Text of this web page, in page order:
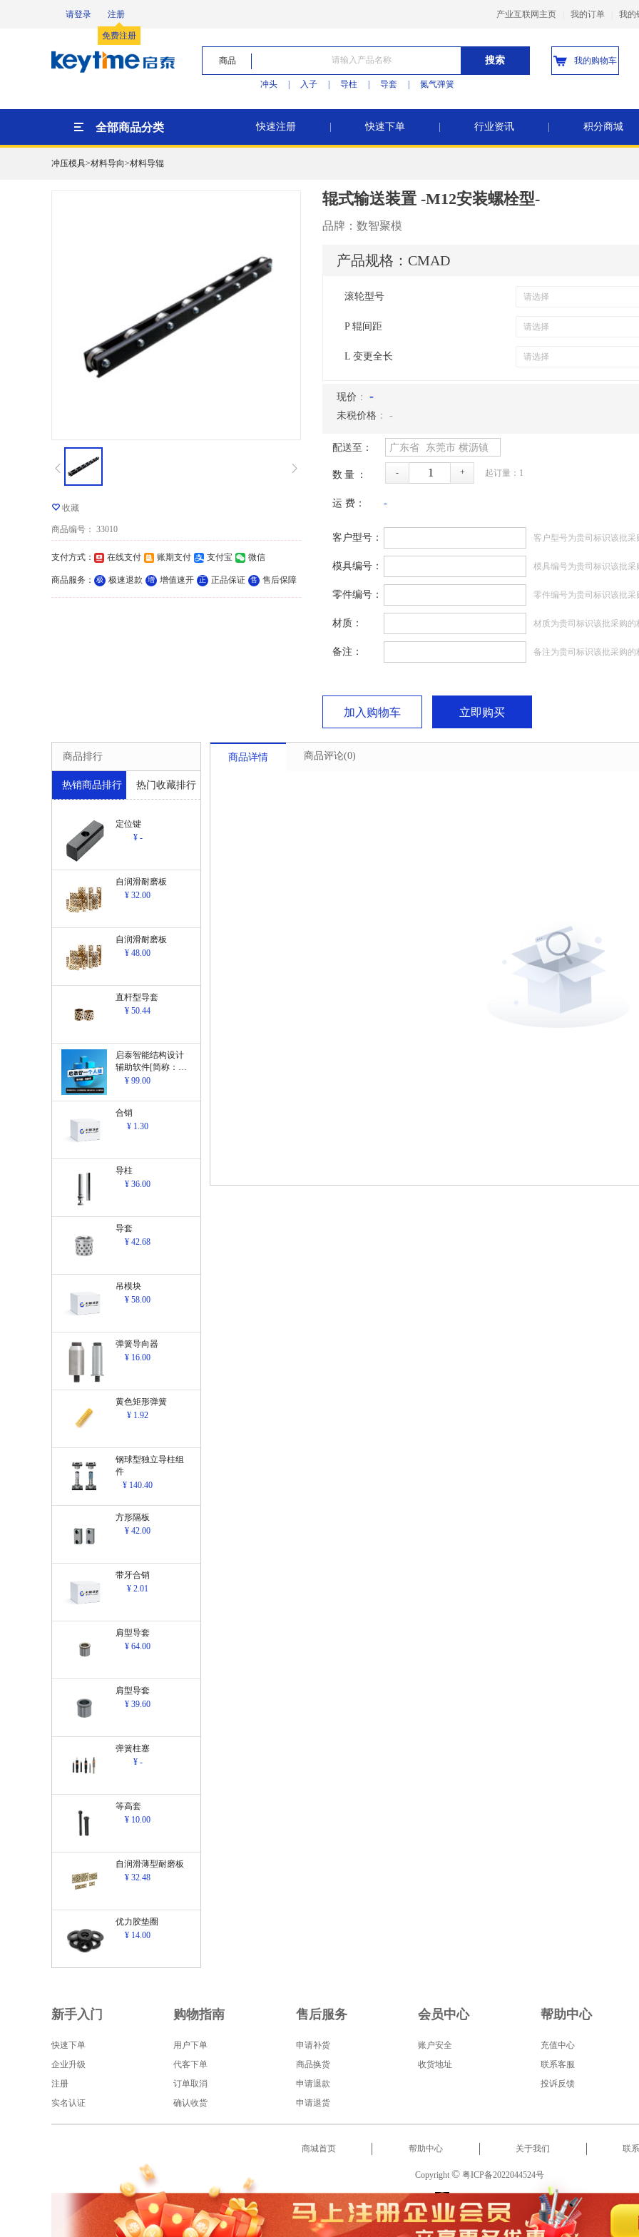
请登录 注册
免费注册
产业互联网主页 我的订单 我的
商品 搜索
冲头 入子 导柱 导套 氮气弹簧
我的购物车
全部商品分类 快速注册 快速下单 行业资讯 积分商城
冲压模具>材料导向>材料导辊
收藏
商品编号 ： 33010
支付方式 ： 在线支付 账期支付 支付宝 微信
商品服务 ： 极 极速退款 增 增值速开 正 正品保证 售 售后保障
辊式输送装置 -M12安装螺栓型-
品牌： 数智聚模
产品规格： CMAD
滚轮型号
P 辊间距
L 变更全长
现价 ： -
未税价格 ： -
配送至： 广东省 东莞市 横沥镇
数量： - + 起订量： 1
运 费： -
客户型号： 客户型号为贵司标识该批采
模具编号： 模具编号为贵司标识该批采
零件编号： 零件编号为贵司标识该批采
材质： 材质为贵司标识该批采购的
备注： 备注为贵司标识该批采购的
加入购物车 立即购买
商品排行
热销商品排行 热门收藏排行
定位键
¥ -
自润滑耐磨板
¥ 32.00
自润滑耐磨板
¥ 48.00
直杆型导套
¥ 50.44
启泰智能结构设计
辅助软件[简称：结
构设计辅助软
¥ 99.00
合销
¥ 1.30
导柱
¥ 36.00
导套
¥ 42.68
吊模块
¥ 58.00
弹簧导向器
¥ 16.00
黄色矩形弹簧
¥ 1.92
钢球型独立导柱组
件
¥ 140.40
方形隔板
¥ 42.00
带牙合销
¥ 2.01
肩型导套
¥ 64.00
肩型导套
¥ 39.60
弹簧柱塞
¥ -
等高套
¥ 10.00
自润滑薄型耐磨板
¥ 32.48
优力胶垫圈
¥ 14.00
商品详情 商品评论(0)
新手入门
快速下单
企业升级
注册
实名认证
购物指南
用户下单
代客下单
订单取消
确认收货
售后服务
申请补货
商品换货
申请退款
申请退货
会员中心
账户安全
收货地址
帮助中心
充值中心
联系客服
投诉反馈
商城首页 帮助中心 关于我们 联
Copyright © 粤ICP备2022044524号
18566522853 2022 东莞市启泰智能科技有限公司 版权所有